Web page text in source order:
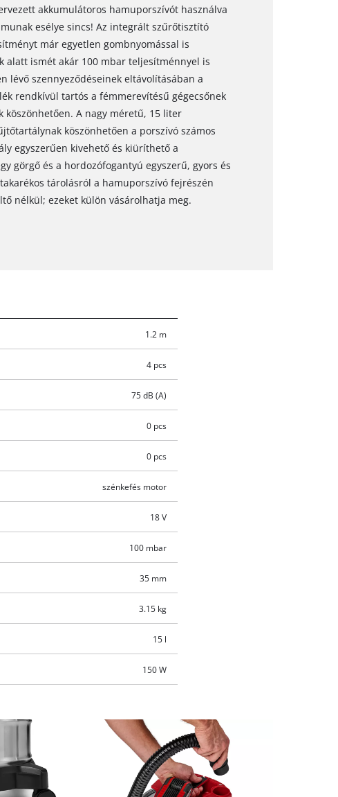
akkumulátoros hamuporszívót használva
esélye sincs! Az integrált szűrőtisztító
már egyetlen gombnyomással is
alatt ismét akár 100 mbar teljesítménnyel is
lévő szennyeződéseinek eltávolításában a
rendkívül tartós a fémmerevítésű gégecsőnek
A nagy méretű, 15 liter
köszönhetően a porszívó számos
egyszerűen kivehető és kiüríthető a
görgő és a hordozófogantyú egyszerű, gyors és
tárolásról a hamuporszívó fejrészén
nélkül; ezeket külön vásárolhatja meg.
1.2 m
4 pcs
75 dB (A)
0 pcs
0 pcs
szénkefés motor
18 V
100 mbar
35 mm
3.15 kg
15 l
150 W